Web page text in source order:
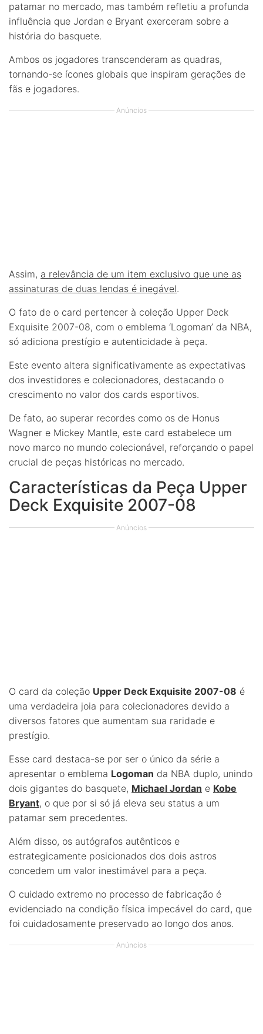
patamar no mercado, mas também refletiu a profunda
influência que Jordan e Bryant exerceram sobre a
história do basquete.
Ambos os jogadores transcenderam as quadras,
tornando-se ícones globais que inspiram gerações de
fãs e jogadores.
Anúncios
Assim, a relevância de um item exclusivo que une as
assinaturas de duas lendas é inegável.
O fato de o card pertencer à coleção Upper Deck
Exquisite 2007-08, com o emblema ‘Logoman’ da NBA,
só adiciona prestígio e autenticidade à peça.
Este evento altera significativamente as expectativas
dos investidores e colecionadores, destacando o
crescimento no valor dos cards esportivos.
De fato, ao superar recordes como os de Honus
Wagner e Mickey Mantle, este card estabelece um
novo marco no mundo colecionável, reforçando o papel
crucial de peças históricas no mercado.
Características da Peça Upper
Deck Exquisite 2007-08
Anúncios
O card da coleção Upper Deck Exquisite 2007-08 é
uma verdadeira joia para colecionadores devido a
diversos fatores que aumentam sua raridade e
prestígio.
Esse card destaca-se por ser o único da série a
apresentar o emblema Logoman da NBA duplo, unindo
dois gigantes do basquete, Michael Jordan e Kobe
Bryant, o que por si só já eleva seu status a um
patamar sem precedentes.
Além disso, os autógrafos autênticos e
estrategicamente posicionados dos dois astros
concedem um valor inestimável para a peça.
O cuidado extremo no processo de fabricação é
evidenciado na condição física impecável do card, que
foi cuidadosamente preservado ao longo dos anos.
Anúncios